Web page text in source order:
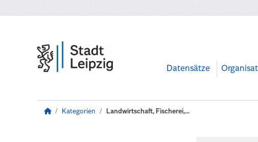
Datensätze
Kategorien Landwirtschaft, Fischerei,...